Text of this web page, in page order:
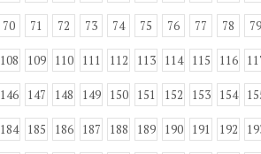
70 71 72 73 74 75 76 77 78 79
108 109 110 111 112 113 114 115 116
146 147 148 149 150 151 152 153 154
184 185 186 187 188 189 190 191 192